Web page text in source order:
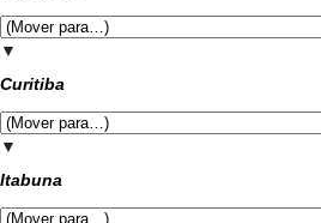
▼
Curitiba
▼
Itabuna